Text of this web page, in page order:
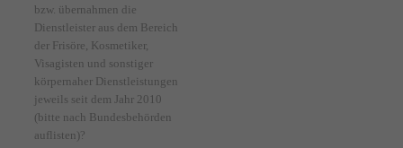
bzw. übernahmen die
Dienstleister aus dem Bereich
der Frisöre, Kosmetiker,
Visagisten und sonstiger
körpernaher Dienstleistungen
jeweils seit dem Jahr 2010
(bitte nach Bundesbehörden
auflisten)?